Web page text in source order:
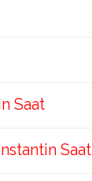
Saat
Saat